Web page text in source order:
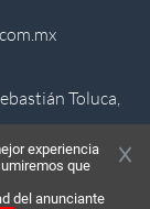
Toluca,
experiencia
que
del anunciante